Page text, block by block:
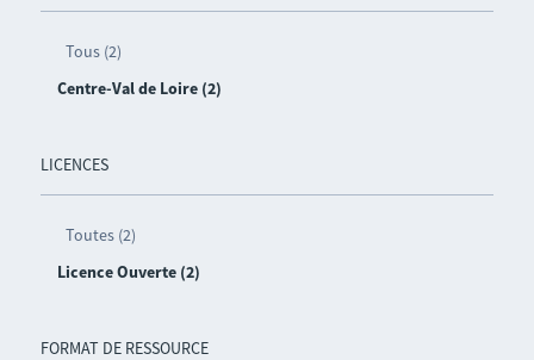
Tous (2)
Centre-Val de Loire (2)
LICENCES
Toutes (2)
Licence Ouverte (2)
FORMAT DE RESSOURCE